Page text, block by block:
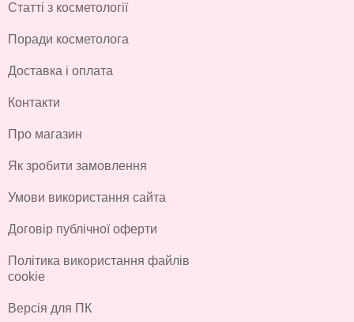
Статті з косметології
Поради косметолога
Доставка і оплата
Контакти
Про магазин
Як зробити замовлення
Умови використання сайта
Договір публічної оферти
Політика використання файлів
cookie
Версія для ПК